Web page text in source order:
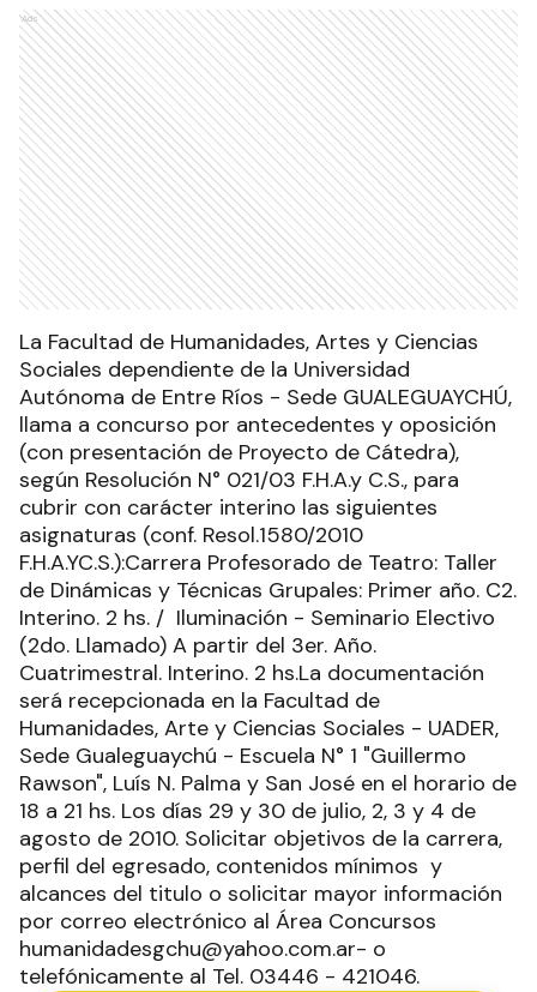
Ads
La Facultad de Humanidades, Artes y Ciencias
Sociales dependiente de la Universidad
Autónoma de Entre Ríos - Sede GUALEGUAYCHÚ,
llama a concurso por antecedentes y oposición
(con presentación de Proyecto de Cátedra),
según Resolución N° 021/03 F.H.A.y C.S., para
cubrir con carácter interino las siguientes
asignaturas (conf. Resol.1580/2010
F.H.A.YC.S.):Carrera Profesorado de Teatro: Taller
de Dinámicas y Técnicas Grupales: Primer año. C2.
Interino. 2 hs. / Iluminación - Seminario Electivo
(2do. Llamado) A partir del 3er. Año.
Cuatrimestral. Interino. 2 hs.La documentación
será recepcionada en la Facultad de
Humanidades, Arte y Ciencias Sociales - UADER,
Sede Gualeguaychú - Escuela N° 1 "Guillermo
Rawson", Luís N. Palma y San José en el horario de
18 a 21 hs. Los días 29 y 30 de julio, 2, 3 y 4 de
agosto de 2010. Solicitar objetivos de la carrera,
perfil del egresado, contenidos mínimos y
alcances del titulo o solicitar mayor información
por correo electrónico al Área Concursos
humanidadesgchu@yahoo.com.ar- o
telefónicamente al Tel. 03446 - 421046.